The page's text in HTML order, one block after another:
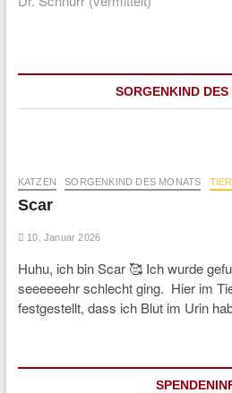
SORGENKIND
KATZEN SORGENKIND DES MONATS
Scar
10. Januar 2026
Huhu, ich bin Scar 🥰 Ich wurde
seeeeeehr schlecht ging. Hier im
festgestellt, dass ich Blut im Urin